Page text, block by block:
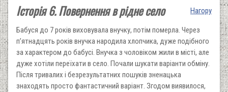
Нагору
Історія 6. Повернення в рідне село
Бабуся до 7 років виховувала внучку, потім померла. Через
п’ятнадцять років внучка народила хлопчика, дуже подібного
за характером до бабусі. Внучка з чоловіком жили в місті, але
дуже хотіли переїхати в село. Почали шукати варіанти обміну.
Після тривалих і безрезультатних пошуків зненацька
знаходять просто фантастичний варіант. Згодом виявилося,